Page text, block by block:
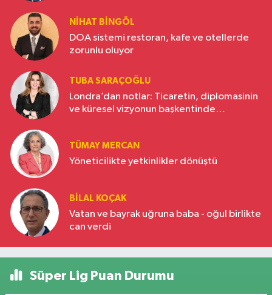
NIHAT BINGÖL
DOA sistemi restoran, kafe ve otellerde
zorunlu oluyor
TUBA SARAÇOĞLU
Londra’dan notlar: Ticaretin, diplomasinin
ve küresel vizyonun başkentinde
TÜMAY MERCAN
Yöneticilikte yetkinlikler dönüştü
BILAL KOÇAK
Vatan ve bayrak uğruna baba - oğul birlikte
can verdi
Süper Lig Puan Durumu